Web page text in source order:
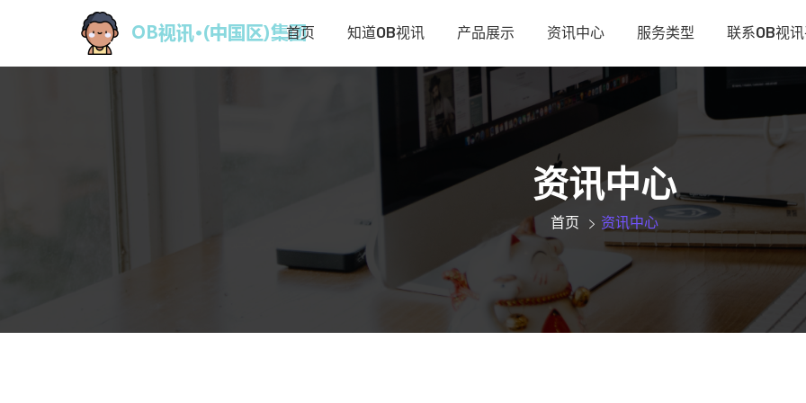
首页 知道OB视讯 产品展示 资讯中心 服务类型 联系OB视
资讯中心
首页 资讯中心